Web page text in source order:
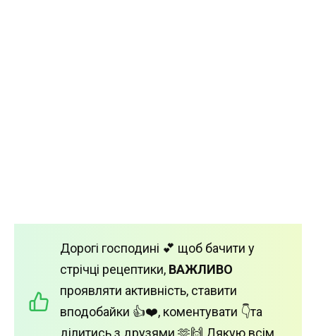
Дорогі господині 💕 щоб бачити у
стрічці рецептики, ВАЖЛИВО
проявляти активність, ставити
вподобайки 👍❤️, коментувати 👇та
ділитись з друзями 🫶🙌 Дякую всім